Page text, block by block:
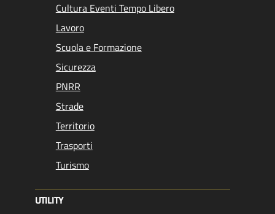
Cultura Eventi Tempo Libero
Lavoro
Scuola e Formazione
Sicurezza
PNRR
Strade
Territorio
Trasporti
Turismo
UTILITY